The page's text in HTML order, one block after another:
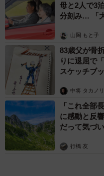
「保護主さんにそう言われ
いとと、さらに身の引き締
ちくわちゃんとぽんずち
たが、すぐに仲良くなった
「ちくわは1ヶ月年下の妹
ぽんずは何でもちくわの
す」
ぽんずちゃんを迎えた後、
が、ぽんずちゃんは面倒
「人生こそがバラエティー
美 子どもの教育考え「小学
戦」
まいどなトピック
2026.08.06
京都駅をぶ